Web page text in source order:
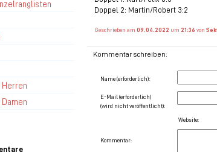
Doppel 2: Martin/Robert 3:2
Geschrieben am 09.04.2022 um 21:36 von
Kommentar schreiben:
Name (erforderlich):
E-Mail (erforderlich)
(wird nicht veröffentlicht):
Website:
Kommentar: